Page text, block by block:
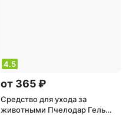
4.5
от 365 ₽
Средство для ухода за
животными Пчелодар Гель